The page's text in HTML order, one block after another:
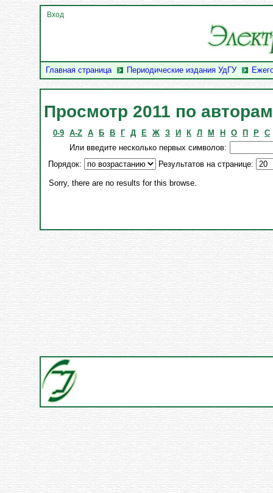
Главная страница Периодические издания УдГУ
Вход
Просмотр 2011 по авторам
0-9 A-Z А Б В Г Д Е Ж З И К Л М Н О П Р С
Или введите несколько первых символов:
Порядок:
Результатов на странице:
Sorry, there are no results for this browse.